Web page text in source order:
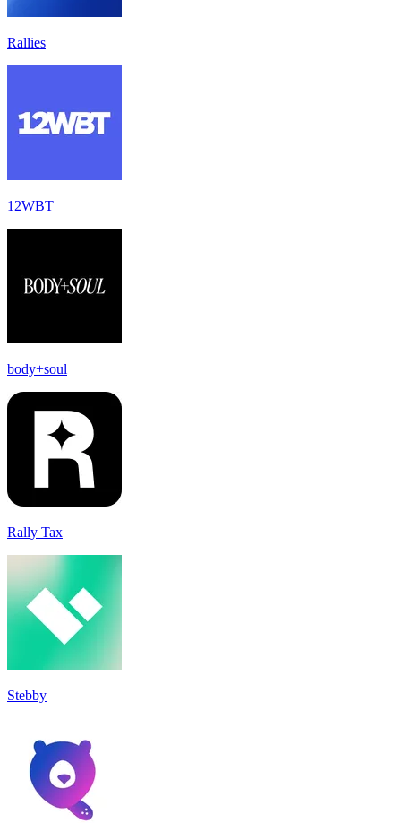
Rallies
12WBT
body+soul
Rally Tax
Stebby